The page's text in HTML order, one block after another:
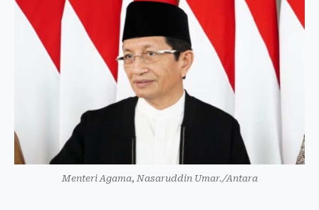
Menteri Agama, Nasaruddin Umar./Antara